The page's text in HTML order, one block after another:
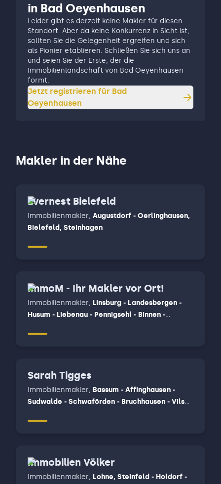
in Bad Oeyenhausen
Leider gibt es derzeit keine Makler für diesen
Standort. Aber da keine Konkurrenz in Sicht ist,
sollten Sie die Gelegenheit ergreifen und sich
als Pionier etablieren. Schließen Sie sich uns an
und seien Sie der Erste, der die
Immobilienlandschaft von Bad Oeyenhausen
formt.
Jetzt registrieren für Bad
Oeyenhausen
Makler in der Nähe
Evernest Bielefeld
Immobilienmakler, Augustdorf - Oerlinghausen,
Bielefeld, Steinhagen
ImmoM - Ihr Makler vor Ort!
Immobilienmakler, Linsburg - Landesbergen -
Husum - Liebenau - Pennigsehl - Binnen -
Häuslingen - Frankenfeld - Dörverden -
Haßbergen
Sarah Tigges
Immobilienmakler, Bassum - Affinghausen -
Sudwalde - Schwaförden - Bruchhausen - Vilsen
Immobilien Völker
Immobilienmakler, Lohne, Steinfeld - Holdorf -